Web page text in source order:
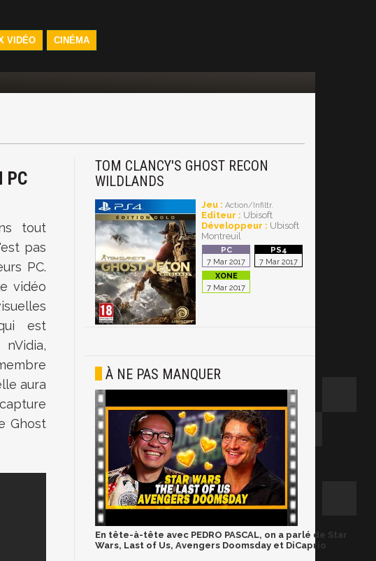
VIDÉO CINÉMA
PC
tout
pas
PC.
vidéo
est
aura
Ghost
TOM CLANCY'S GHOST RECON
WILDLANDS
Jeu : Action/Infiltr.
Editeur : Ubisoft
Développeur : Ubisoft
Montreuil
7 Mar 2017 7 Mar 2017
7 Mar 2017
À NE PAS MANQUER
En tête-à-tête avec PEDRO PASCAL, on a parlé de Star
Wars, Last of Us, Avengers Doomsday et DiCaprio